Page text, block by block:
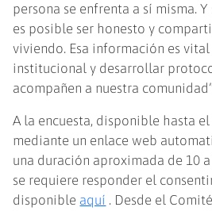
persona se enfrenta a sí misma.
es posible ser honesto y
viviendo. Esa información es
institucional y desarrollar
acompañen a nuestra
A la encuesta, disponible hasta
mediante un enlace web
una duración aproximada de 10
se requiere responder el
disponible aquí . Desde el